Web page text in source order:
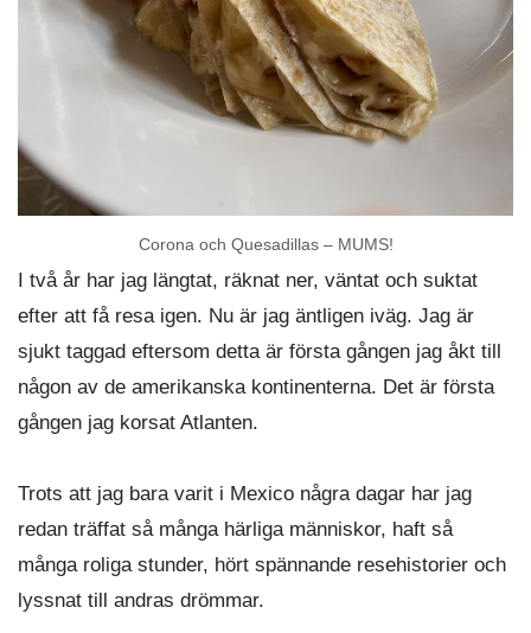
Corona och Quesadillas – MUMS!
I två år har jag längtat, räknat ner, väntat och suktat
efter att få resa igen. Nu är jag äntligen iväg. Jag är
sjukt taggad eftersom detta är första gången jag åkt till
någon av de amerikanska kontinenterna. Det är första
gången jag korsat Atlanten.
Trots att jag bara varit i Mexico några dagar har jag
redan träffat så många härliga människor, haft så
många roliga stunder, hört spännande resehistorier och
lyssnat till andras drömmar.